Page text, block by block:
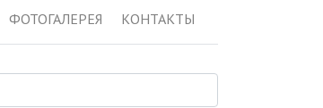
ФОТОГАЛЕРЕЯ КОНТАКТЫ